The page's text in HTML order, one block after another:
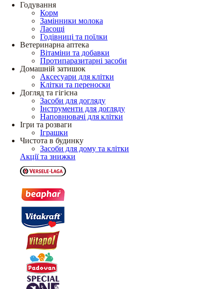
Годування
Корм
Замінники молока
Ласощі
Годівниці та поїлки
Ветеринарна аптека
Вітаміни та добавки
Протипаразитарні засоби
Домашній затишок
Аксесуари для клітки
Клітки та переноски
Догляд та гігієна
Засоби для догляду
Інструменти для догляду
Наповнювачі для клітки
Ігри та розваги
Іграшки
Чистота в будинку
Засоби для дому та клітки
Акції та знижки